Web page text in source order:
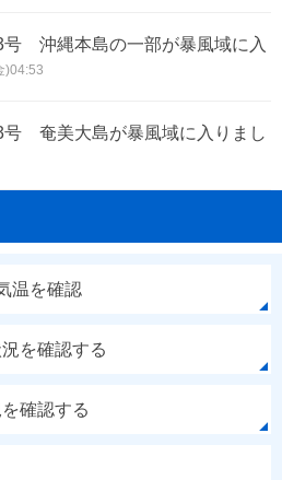
号 沖縄本島の一部が暴風域に入
)04:53
号 奄美大島が暴風域に入りまし
温を確認
を確認する
確認する